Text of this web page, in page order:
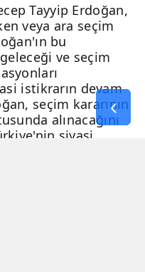
Tayyip Erdoğan,
veya ara seçim
bu
ve seçim
istikrarın devam
seçim kararının
alınacağını
siyasi